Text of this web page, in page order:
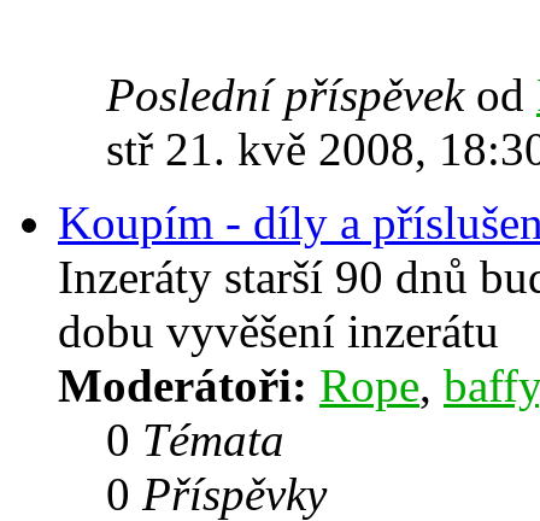
Poslední příspěvekod
stř 21. kvě 2008,
Koupím - díly a
Inzeráty starší 90 dnů
dobu vyvěšení inzerátu
Moderátoři: Rope, baffy
0 Témata
0 Příspěvky